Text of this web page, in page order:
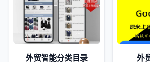
外贸智能分类目录
外